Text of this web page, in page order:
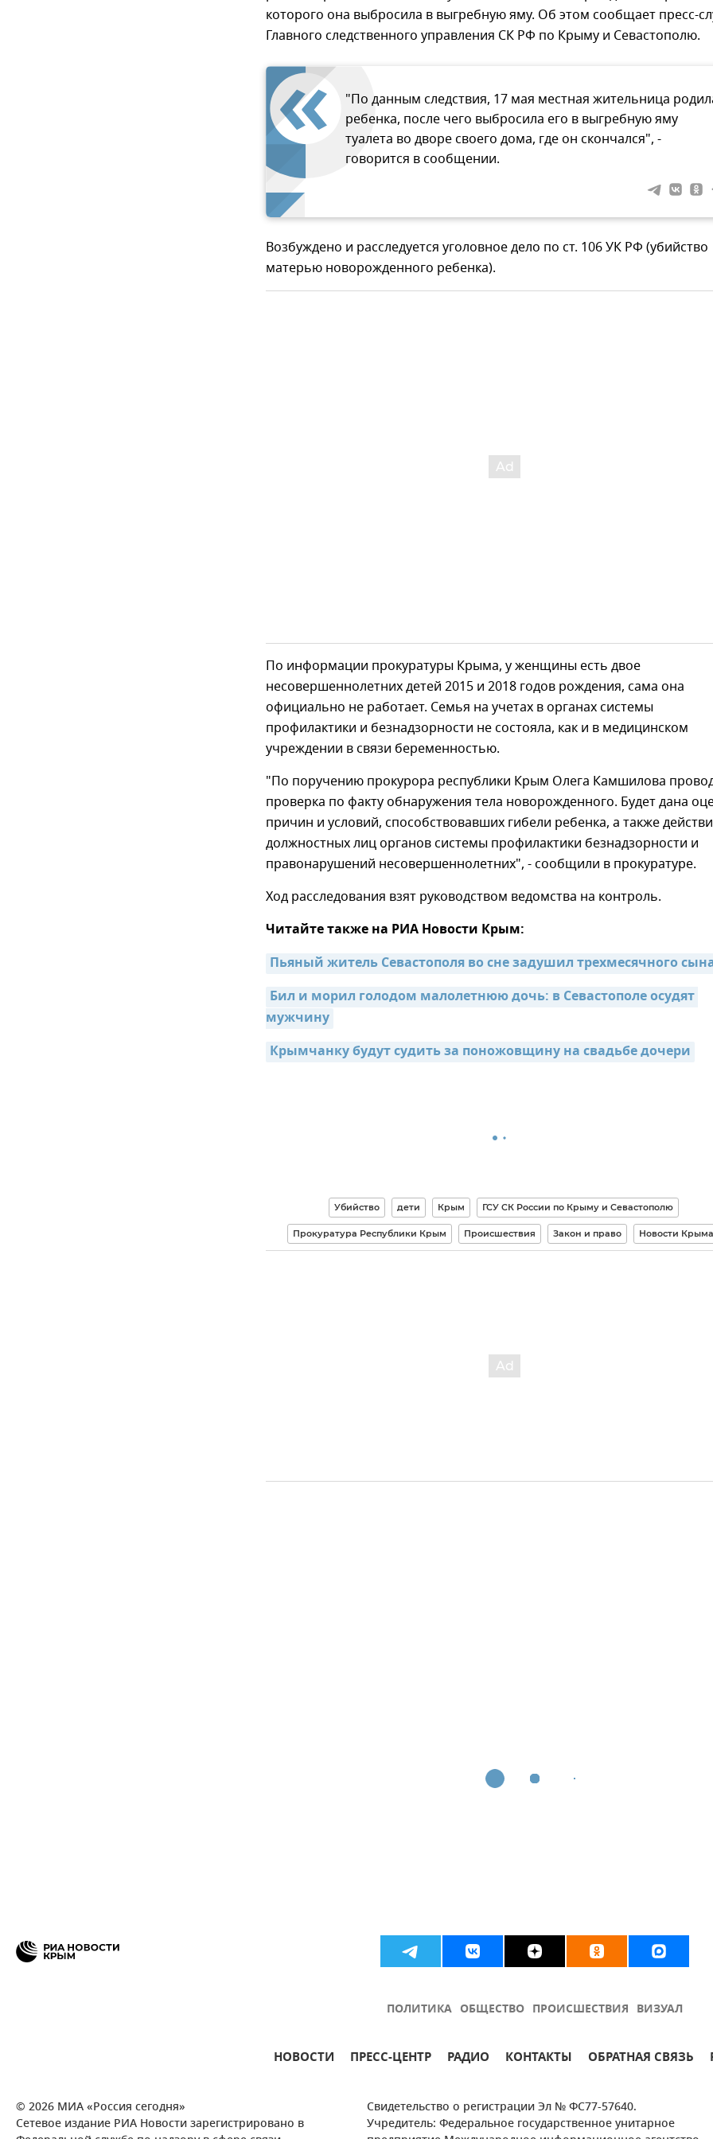
которого она выбросила в выгребную яму. Об этом сообщает пресс-
Главного следственного управления СК РФ по Крыму и Севастополю.
"По данным следствия, 17 мая местная жительница
ребенка, после чего выбросила его в выгребную яму
туалета во дворе своего дома, где он скончался", -
говорится в сообщении.
Возбуждено и расследуется уголовное дело по ст. 106 УК РФ (убийство
матерью новорожденного ребенка).
По информации прокуратуры Крыма, у женщины есть двое
несовершеннолетних детей 2015 и 2018 годов рождения, сама она
официально не работает. Семья на учетах в органах системы
профилактики и безнадзорности не состояла, как и в медицинском
учреждении в связи беременностью.
"По поручению прокурора республики Крым Олега Камшилова
проверка по факту обнаружения тела новорожденного. Будет дана
причин и условий, способствовавших гибели ребенка, а также
должностных лиц органов системы профилактики безнадзорности и
правонарушений несовершеннолетних", - сообщили в прокуратуре.
Ход расследования взят руководством ведомства на контроль.
Читайте также на РИА Новости Крым:
Пьяный житель Севастополя во сне задушил трехмесячного
Бил и морил голодом малолетнюю дочь: в Севастополе осудят
мужчину
Крымчанку будут судить за поножовщину на свадьбе дочери
Убийство дети Крым ГСУ СК России по Крыму и Севастополю
Прокуратура Республики Крым Происшествия Закон и право Новости Крыма
ПОЛИТИКА ОБЩЕСТВО ПРОИСШЕСТВИЯ ВИЗУАЛ
НОВОСТИ ПРЕСС-ЦЕНТР РАДИО КОНТАКТЫ ОБРАТНАЯ СВЯЗЬ
© 2026 МИА «Россия сегодня»
Сетевое издание РИА Новости зарегистрировано в
Свидетельство о регистрации Эл № ФС77-57640.
Учредитель: Федеральное государственное унитарное